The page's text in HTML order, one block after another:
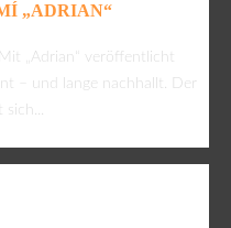
„ADRIAN“
„Adrian“ veröffentlicht
– und lange nachhallt. Der
sich...